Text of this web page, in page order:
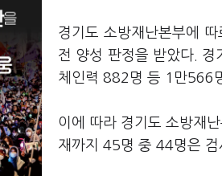
경기도 소방재난본부에
전 양성 판정을 받았다.
체인력 882명 등 1만566
이에 따라 경기도 소방재
재까지 45명 중 44명은 검